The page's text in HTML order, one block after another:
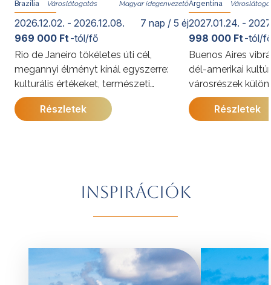
VÁROSLÁTOGATÁS
Brazília Magyar idegenvezető
2026.12.02. - 2026.12.08. 7 nap / 5 éj
Rio de Janeiro tökéletes úti cél,
megannyi élményt kínál egyszerre:
kulturális értékeket, természeti
kincseket, világhírű strandokat, a
szambát és a bossanovát, izgalmas
További érdekességekért Brazíliáról
A programok sorrendje az indulási
969 000 Ft-tól/fő
Részletek
Argentína
2027.01.24. -
Buenos Aires
dél-amerikai
városrészek
kínálja. A program
megismerkedhet
természeti
vidék hangulata is
998 000 Ft-tól/
Részletek
Inspirációk
tovább »